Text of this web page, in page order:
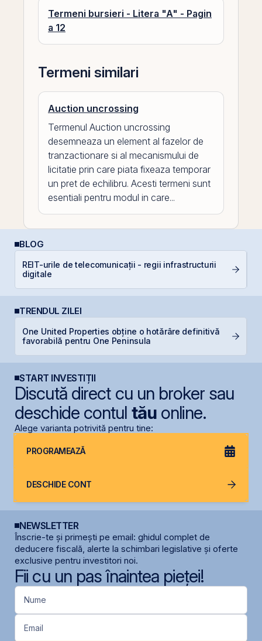
Termeni bursieri - Litera "A" - Pagin
a 12
Termeni similari
Auction uncrossing
Termenul Auction uncrossing
desemneaza un element al fazelor de
tranzactionare si al mecanismului de
licitatie prin care piata fixeaza temporar
un pret de echilibru. Acesti termeni sunt
esentiali pentru modul in care...
BLOG
REIT-urile de telecomunicații - regii infrastructurii
digitale
TRENDUL ZILEI
One United Properties obține o hotărâre definitivă
favorabilă pentru One Peninsula
START INVESTIȚII
Discută direct cu un broker sau
deschide contul tăuonline.
Alege varianta potrivită pentru tine:
PROGRAMEAZĂ
DESCHIDE CONT
NEWSLETTER
Înscrie-te și primești pe email: ghidul complet de
deducere fiscală, alerte la schimbari legislative și oferte
exclusive pentru investitori noi.
Fii cu un pas înaintea pieței!
Nume
Email